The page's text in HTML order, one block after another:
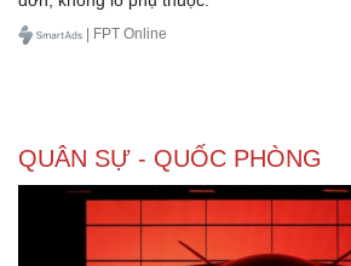
Thông tin doanh nghiệp
Doanh nghiệp 24h
Doanh nhân
Vì cộng đồng
Sành
Tin
Trải
| FPT Online
QUÂN SỰ - QUỐC PHÒNG